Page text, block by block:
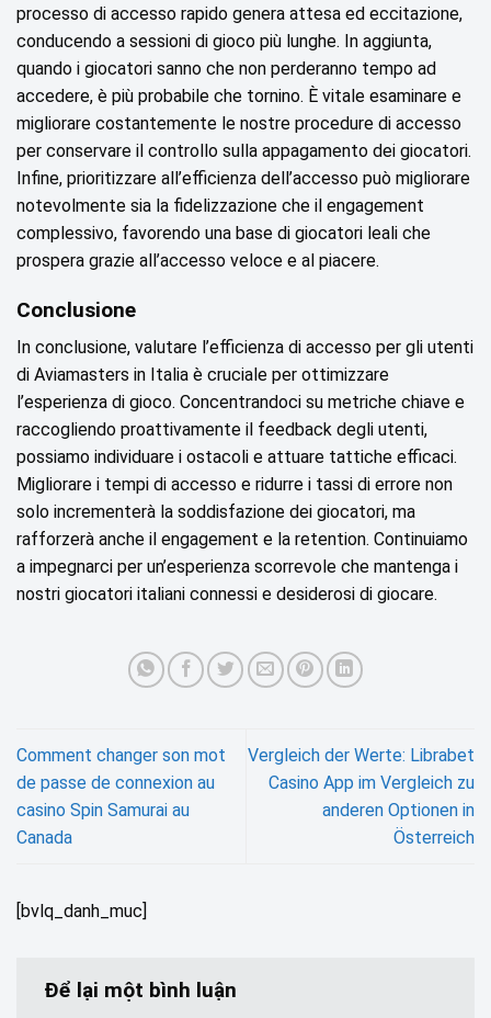
processo di accesso rapido genera attesa ed eccitazione,
conducendo a sessioni di gioco più lunghe. In aggiunta,
quando i giocatori sanno che non perderanno tempo ad
accedere, è più probabile che tornino. È vitale esaminare e
migliorare costantemente le nostre procedure di accesso
per conservare il controllo sulla appagamento dei giocatori.
Infine, prioritizzare all’efficienza dell’accesso può migliorare
notevolmente sia la fidelizzazione che il engagement
complessivo, favorendo una base di giocatori leali che
prospera grazie all’accesso veloce e al piacere.
Conclusione
In conclusione, valutare l’efficienza di accesso per gli utenti
di Aviamasters in Italia è cruciale per ottimizzare
l’esperienza di gioco. Concentrandoci su metriche chiave e
raccogliendo proattivamente il feedback degli utenti,
possiamo individuare i ostacoli e attuare tattiche efficaci.
Migliorare i tempi di accesso e ridurre i tassi di errore non
solo incrementerà la soddisfazione dei giocatori, ma
rafforzerà anche il engagement e la retention. Continuiamo
a impegnarci per un’esperienza scorrevole che mantenga i
nostri giocatori italiani connessi e desiderosi di giocare.
Comment changer son mot
de passe de connexion au
casino Spin Samurai au
Canada
Vergleich der Werte: Librabet
Casino App im Vergleich zu
anderen Optionen in
Österreich
[bvlq_danh_muc]
Để lại một bình luận